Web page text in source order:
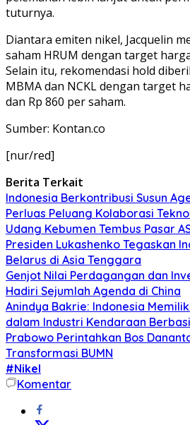
tuturnya.
Diantara emiten nikel, Jacquelin
saham HRUM dengan target
Selain itu, rekomendasi hold
MBMA dan NCKL dengan target
dan Rp 860 per saham.
Sumber: Kontan.co
[nur/red]
Berita Terkait
Indonesia Berkontribusi Susun
Perluas Peluang Kolaborasi
Udang Kebumen Tembus Pasar
Presiden Lukashenko Tegaskan
Belarus di Asia Tenggara
Genjot Nilai Perdagangan dan
Hadiri Sejumlah Agenda di China
Anindya Bakrie: Indonesia
dalam Industri Kendaraan
Prabowo Perintahkan Bos
Transformasi BUMN
#Nikel
Komentar